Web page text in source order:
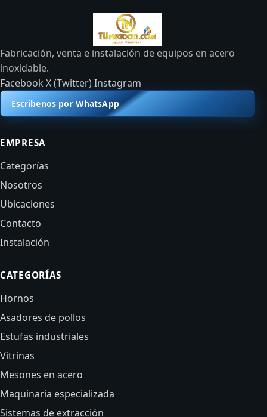
Fabricación, venta e instalación de equipos en acero
inoxidable.
FacebookX (Twitter)Instagram
Escríbenos por WhatsApp
EMPRESA
Categorías
Nosotros
Ubicaciones
Contacto
Instalación
CATEGORÍAS
Hornos
Asadores de pollos
Estufas industriales
Vitrinas
Mesones en acero
Maquinaria especializada
Sistemas de extracción